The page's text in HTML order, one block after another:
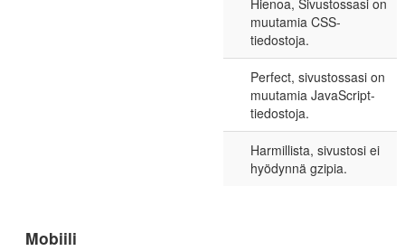
Hienoa, Sivustossasi on
muutamia CSS-
tiedostoja.
Perfect, sivustossasi on
muutamia JavaScript-
tiedostoja.
Harmillista, sivustosi ei
hyödynnä gzipia.
Mobiili